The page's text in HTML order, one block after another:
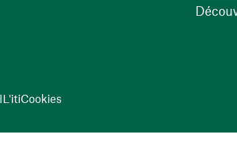
Cookies